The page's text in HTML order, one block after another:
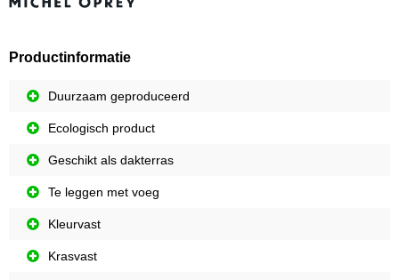
Productinformatie
Duurzaam geproduceerd
Ecologisch product
Geschikt als dakterras
Te leggen met voeg
Kleurvast
Krasvast